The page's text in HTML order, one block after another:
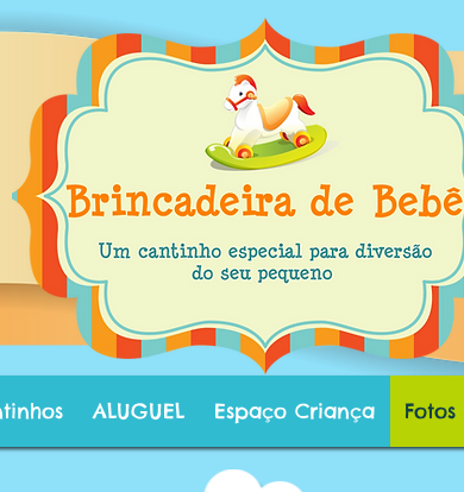
ALUGUEL Espaço Criança Fotos